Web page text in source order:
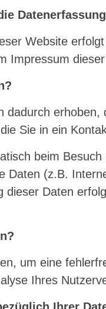
Website
Impressum
dadurch
Sie in ein
beim
Daten (z.B.
dieser Daten
um eine
Ihres